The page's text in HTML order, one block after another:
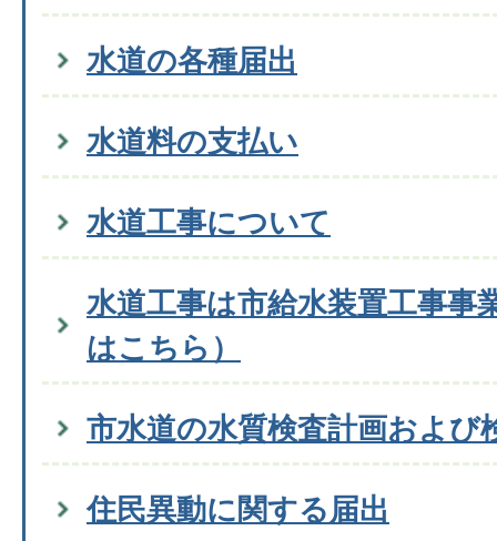
水道の各種届出
水道料の支払い
水道工事について
水道工事は市給水装置工事事
はこちら）
市水道の水質検査計画および
住民異動に関する届出